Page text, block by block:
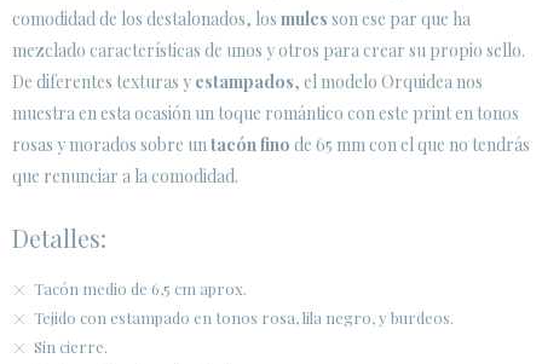
comodidad de los destalonados, los mules son ese par que ha
mezclado características de unos y otros para crear su propio sello.
De diferentes texturas y estampados, el modelo Orquidea nos
muestra en esta ocasión un toque romántico con este print en tonos
rosas y morados sobre untacón fino de 65 mm con el que no tendrás
que renunciar a la comodidad.
Detalles:
Tacón medio de 6,5 cm aprox.
Tejido con estampado en tonos rosa, lila negro, y burdeos.
Sin cierre.